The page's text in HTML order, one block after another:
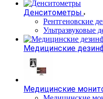
Денситометры
Рентгеновские
Ультразвуковые
Медицинские
Медицинские